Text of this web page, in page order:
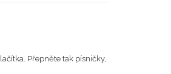
Přepněte tak písničky,